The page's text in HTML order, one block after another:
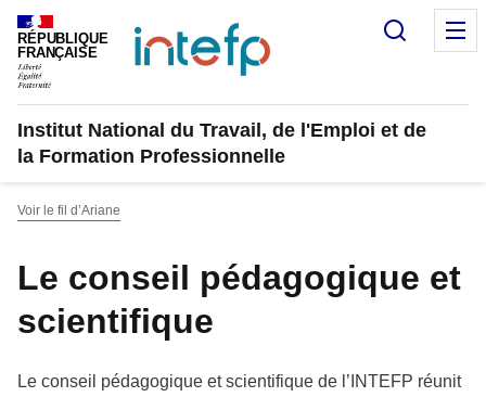
Panneau de gestion des cookies
RÉPUBLIQUE
FRANÇAISE
Institut National du Travail, de l'Emploi et de
la Formation Professionnelle
Voir le fil d’Ariane
Le conseil pédagogique et
scientifique
Le conseil pédagogique et scientifique de l’INTEFP réunit